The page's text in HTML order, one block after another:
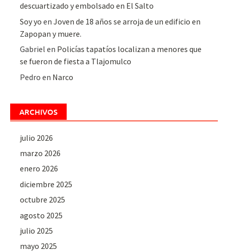
descuartizado y embolsado en El Salto
Soy yo enJoven de 18 años se arroja de un edificio en
Zapopan y muere.
Gabriel en Policías tapatíos localizan a menores que
se fueron de fiesta a Tlajomulco
Pedro en Narco
ARCHIVOS
julio 2026
marzo 2026
enero 2026
diciembre 2025
octubre 2025
agosto 2025
julio 2025
mayo 2025